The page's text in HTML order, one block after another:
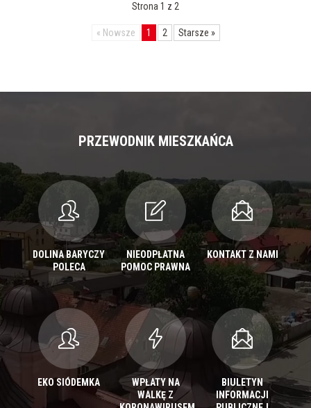
Strona 1 z 2
« Nowsze 1 2 Starsze »
PRZEWODNIK MIESZKAŃCA
DOLINA BARYCZY
POLECA
NIEODPŁATNA
POMOC PRAWNA
KONTAKT Z NAMI
EKO SIÓDEMKA
WPŁATY NA
WALKĘ Z
BIULETYN
INFORMACJI